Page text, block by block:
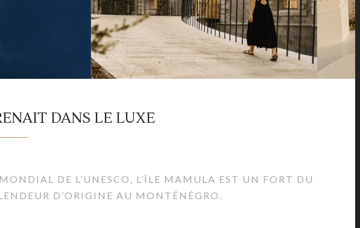
DANS LE LUXE
DE L’UNESCO, L’ÎLE MAMULA EST UN FORT DU
D’ORIGINE AU MONTÉNÉGRO.